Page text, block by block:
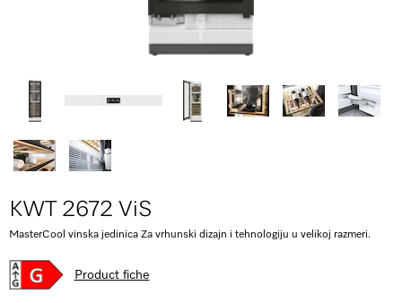
KWT 2672 ViS
MasterCool vinska jedinica Za vrhunski dizajn i tehnologiju u velikoj razmeri.
Product fiche